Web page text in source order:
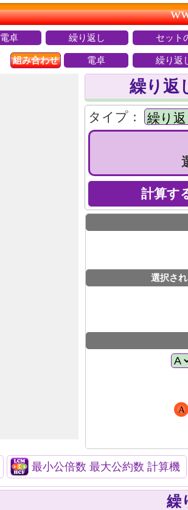
電卓 繰り返し セット
組み合わせ 電卓 繰り返
繰り返
タイプ：
選択さ
A
最小公倍数 最大公約数 計算機
繰